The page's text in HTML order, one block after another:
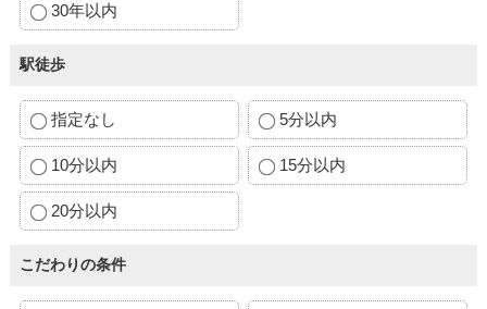
30年以内
駅徒歩
指定なし 5分以内
10分以内 15分以内
20分以内
こだわりの条件